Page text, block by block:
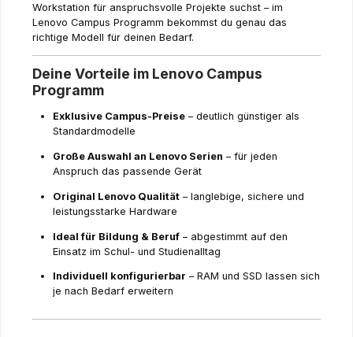
Workstation für anspruchsvolle Projekte suchst – im
Lenovo Campus Programm bekommst du genau das
richtige Modell für deinen Bedarf.
Deine Vorteile im Lenovo Campus
Programm
Exklusive Campus-Preise– deutlich günstiger als
Standardmodelle
Große Auswahl an Lenovo Serien – für jeden
Anspruch das passende Gerät
Original Lenovo Qualität– langlebige, sichere und
leistungsstarke Hardware
Ideal für Bildung & Beruf– abgestimmt auf den
Einsatz im Schul- und Studienalltag
Individuell konfigurierbar – RAM und SSD lassen sich
je nach Bedarf erweitern